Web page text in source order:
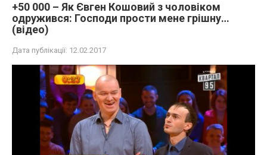
+50 000 – Як Євген Кошовий з чоловіком
одружився: Господи прости мене грішну…
(відео)
Дата публікації: 12.02.2017